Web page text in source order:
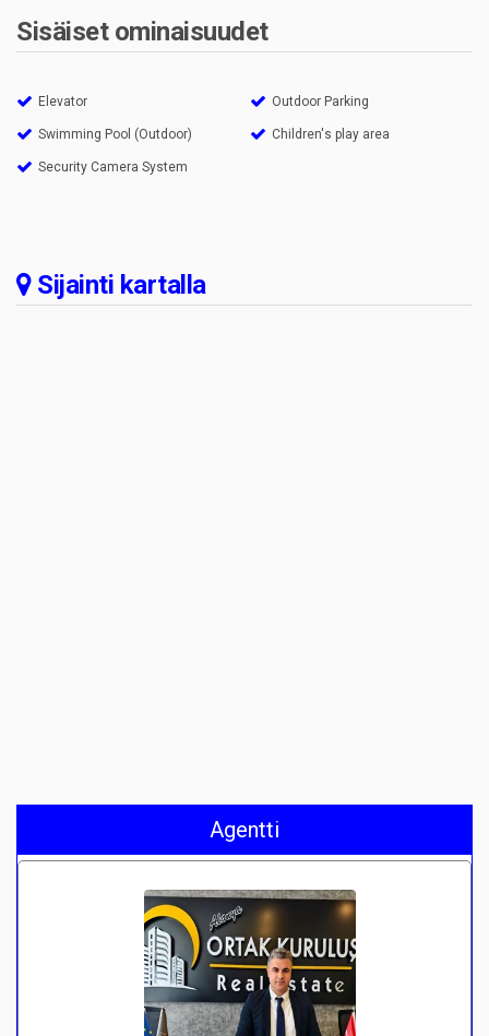
Sisäiset ominaisuudet
Elevator Outdoor Parking
Swimming Pool (Outdoor) Children's play area
Security Camera System
Sijainti kartalla
Agentti